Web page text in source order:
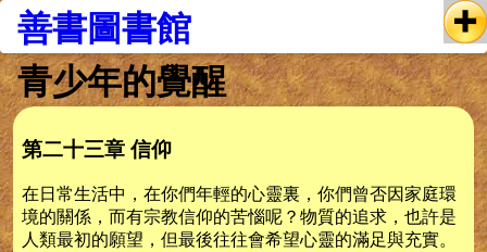
善書圖書館
青少年的覺醒
第二十三章 信仰
在日常生活中，在你們年輕的心靈裏，你們曾否因家庭環
境的關係，而有宗教信仰的苦惱呢？物質的追求，也許是
人類最初的願望，但最後往往會希望心靈的滿足與充實。